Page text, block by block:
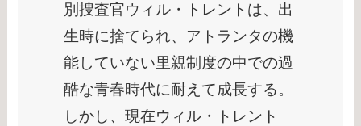
別捜査官ウィル・トレントは、出
生時に捨てられ、アトランタの機
能していない里親制度の中での過
酷な青春時代に耐えて成長する。
しかし、現在ウィル・トレント